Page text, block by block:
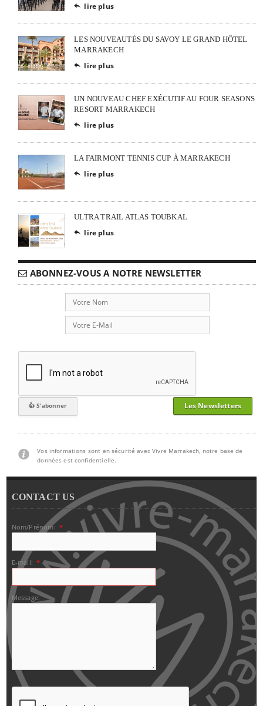
 lire plus
LES NOUVEAUTÉS DU SAVOY LE GRAND HÔTEL
MARRAKECH
 lire plus
UN NOUVEAU CHEF EXÉCUTIF AU FOUR SEASONS
RESORT MARRAKECH
 lire plus
LA FAIRMONT TENNIS CUP À MARRAKECH
 lire plus
ULTRA TRAIL ATLAS TOUBKAL
 lire plus
ABONNEZ-VOUS A NOTRE NEWSLETTER
Les Newsletters
Vos informations sont en sécurité avec Vivre Marrakech, notre base de
données est confidentielle.
CONTACT US
Nom/Prénom: *
E-mail: *
Message: